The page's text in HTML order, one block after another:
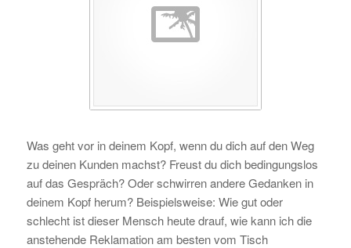
Was geht vor in deinem Kopf, wenn du dich auf den Weg
zu deinen Kunden machst? Freust du dich bedingungslos
auf das Gespräch? Oder schwirren andere Gedanken in
deinem Kopf herum? Beispielsweise: Wie gut oder
schlecht ist dieser Mensch heute drauf, wie kann ich die
anstehende Reklamation am besten vom Tisch